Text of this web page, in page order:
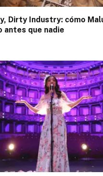
Dirty Industry: cómo
antes que nadie